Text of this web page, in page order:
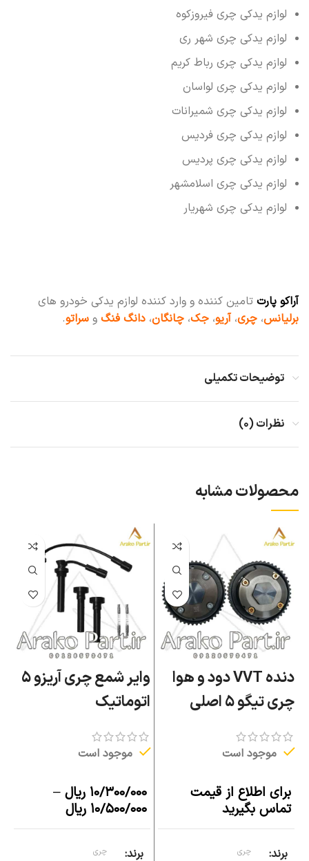
لوازم یدکی چری فیروزکوه
لوازم یدکی چری شهر ری
لوازم یدکی چری رباط کریم
لوازم یدکی چری لواسان
لوازم یدکی چری شمیرانات
لوازم یدکی چری فردیس
لوازم یدکی چری پردیس
لوازم یدکی چری اسلامشهر
لوازم یدکی چری شهریار
آراکو پارت تامین کننده و وارد کننده لوازم یدکی خودرو های
برلیانس، چری، آریو، جک، چانگان، دانگ فنگ و سراتو.
توضیحات تکمیلی
نظرات (۰)
محصولات مشابه
دنده VVT دود و هوا
چری تیگو ۵ اصلی
موجود است
برای اطلاع از قیمت
تماس بگیرید
برند چری
وایر شمع چری آریزو ۵
اتوماتیک
موجود است
۱۰/۳۰۰/۰۰۰ ریال –
۱۰/۵۰۰/۰۰۰ ریال
برند چری